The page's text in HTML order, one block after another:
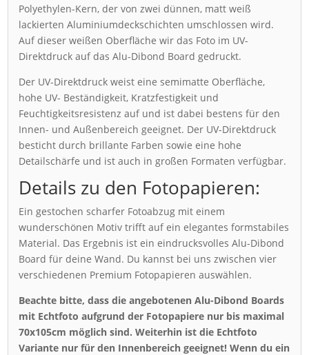
Polyethylen-Kern, der von zwei dünnen, matt weiß
lackierten Aluminiumdeckschichten umschlossen wird.
Auf dieser weißen Oberfläche wir das Foto im UV-
Direktdruck auf das Alu-Dibond Board gedruckt.
Der UV-Direktdruck weist eine semimatte Oberfläche,
hohe UV- Beständigkeit, Kratzfestigkeit und
Feuchtigkeitsresistenz auf und ist dabei bestens für den
Innen- und Außenbereich geeignet. Der UV-Direktdruck
besticht durch brillante Farben sowie eine hohe
Detailschärfe und ist auch in großen Formaten verfügbar.
Details zu den Fotopapieren:
Ein gestochen scharfer Fotoabzug mit einem
wunderschönen Motiv trifft auf ein elegantes formstabiles
Material. Das Ergebnis ist ein eindrucksvolles Alu-Dibond
Board für deine Wand. Du kannst bei uns zwischen vier
verschiedenen Premium Fotopapieren auswählen.
Beachte bitte, dass die angebotenen Alu-Dibond Boards
mit Echtfoto aufgrund der Fotopapiere nur bis maximal
70x105cm möglich sind. Weiterhin ist die Echtfoto
Variante nur für den Innenbereich geeignet! Wenn du ein